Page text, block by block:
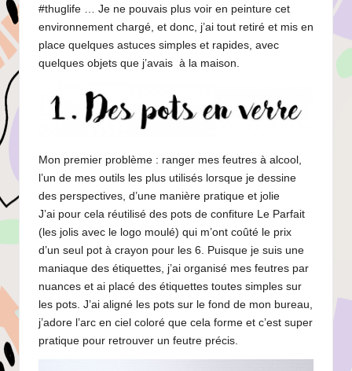
#thuglife … Je ne pouvais plus voir en peinture cet
environnement chargé, et donc, j’ai tout retiré et mis en
place quelques astuces simples et rapides, avec
quelques objets que j’avais à la maison.
Mon premier problème : ranger mes feutres à alcool,
l’un de mes outils les plus utilisés lorsque je dessine
des perspectives, d’une manière pratique et jolie
J’ai pour cela réutilisé des pots de confiture Le Parfait
(les jolis avec le logo moulé) qui m’ont coûté le prix
d’un seul pot à crayon pour les 6. Puisque je suis une
maniaque des étiquettes, j’ai organisé mes feutres par
nuances et ai placé des étiquettes toutes simples sur
les pots. J’ai aligné les pots sur le fond de mon bureau,
j’adore l’arc en ciel coloré que cela forme et c’est super
pratique pour retrouver un feutre précis.